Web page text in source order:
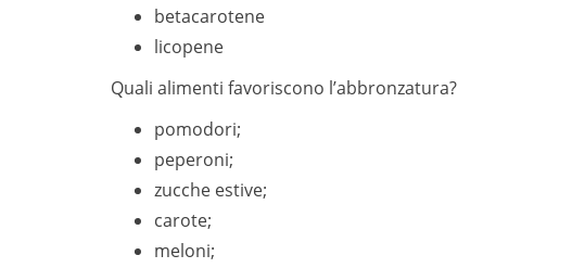
betacarotene
licopene
Quali alimenti favoriscono l’abbronzatura?
pomodori;
peperoni;
zucche estive;
carote;
meloni;